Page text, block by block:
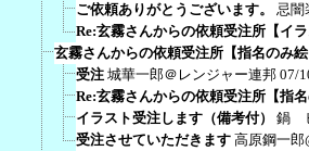
ご依頼ありがとうございます。
忌闇
Re:玄霧さんからの依頼受注所【イラ
玄霧さんからの依頼受注所【指名のみ絵
受注 城華一郎＠レンジャー連邦 07/
Re:玄霧さんからの依頼受注所【指名
イラスト受注します（備考付）
鍋
受注させていただきます 高原鋼一郎